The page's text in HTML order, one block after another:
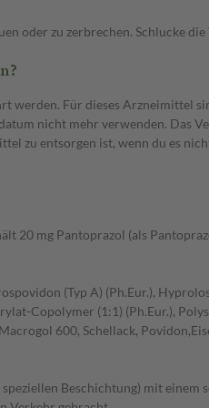
oder zu zerbrechen. Schlucke
Für dieses Arzneimittel
nicht mehr verwenden.
zu entsorgen ist, wenn du es
20 mg Pantoprazol (als
(Typ A) (Ph.Eur.),
Copolymer (1:1) (Ph.Eur.),
600, Schellack,
Beschichtung) mit